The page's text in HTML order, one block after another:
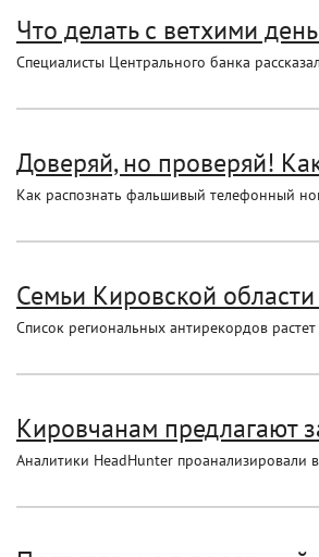
Что делать с ветхими
Специалисты Центрального банка
Доверяй, но проверяй!
Как распознать фальшивый телефонный
Семьи Кировской
Список региональных антирекордов растет
Кировчанам предлагают
Аналитики HeadHunter проанализировали